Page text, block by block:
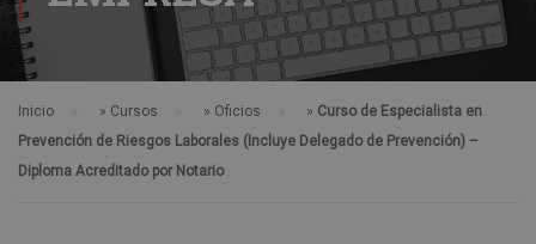
Inicio » Cursos » Oficios » Curso de Especialista en
Prevención de Riesgos Laborales (Incluye Delegado de Prevención) –
Diploma Acreditado por Notario